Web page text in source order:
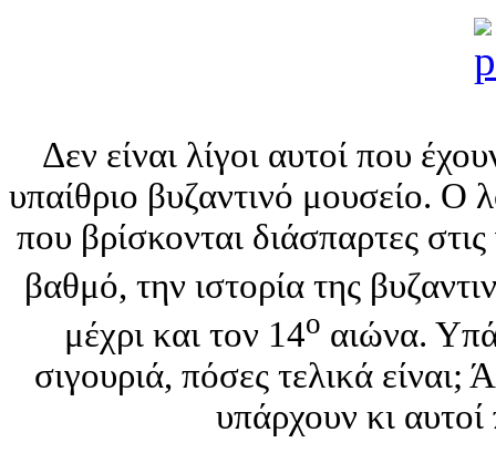
Δεν είναι λίγοι αυτοί που
υπαίθριο βυζαντινό μουσείο. Ο
που βρίσκονται διάσπαρτες
βαθμό, την ιστορία της
μέχρι και τον 14ο αιώνα.
σιγουριά, πόσες τελικά είναι;
υπάρχουν κι